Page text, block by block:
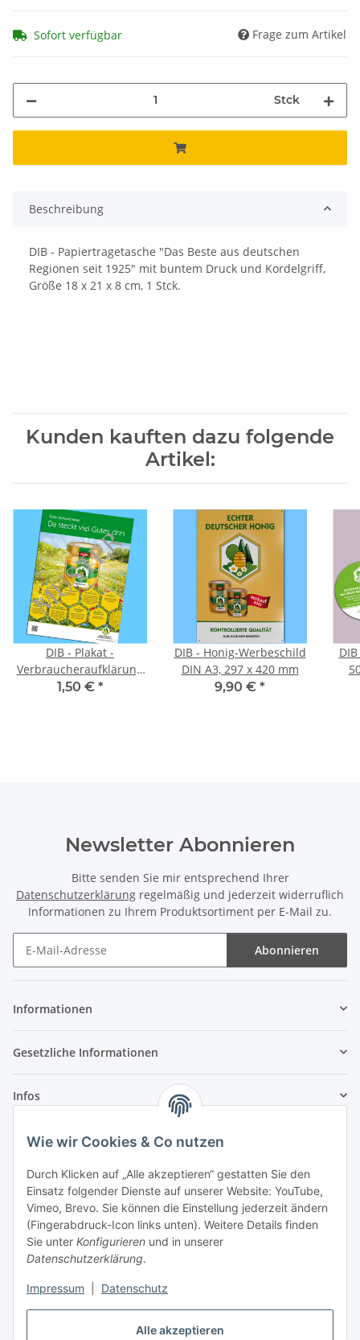
Alle akzeptieren
Wie wir Cookies & Co nutzen
Durch Klicken auf „Alle akzeptieren“ gestatten Sie den
Einsatz folgender Dienste auf unserer Website: YouTube,
Vimeo, Brevo. Sie können die Einstellung jederzeit ändern
(Fingerabdruck-Icon links unten). Weitere Details finden
Sie unter Konfigurieren und in unserer
Datenschutzerklärung.
Impressum Datenschutz
Sofort verfügbar Frage zum Artikel
Stck
Beschreibung
DIB - Papiertragetasche "Das Beste aus deutschen
Regionen seit 1925" mit buntem Druck und Kordelgriff,
Größe 18 x 21 x 8 cm, 1 Stck.
Kunden kauften dazu folgende
Artikel:
DIB - Plakat -
Verbraucheraufklärung
"Da Steckt viel Gutes
1,50 € *
DIB - Honig-Werbeschild
DIN A3, 297 x 420 mm
9,90 € *
Newsletter Abonnieren
Bitte senden Sie mir entsprechend Ihrer
Datenschutzerklärung regelmäßig und jederzeit widerruflich
Informationen zu Ihrem Produktsortiment per E-Mail zu.
Abonnieren
Informationen
Gesetzliche Informationen
Infos
Laden - Öffnungszeiten:
Montag 09:00Uhr bis
16:00 Uhr
Dienstag
09:00 Uhr bis
17:00 Uhr
Mittwoch
09:00 Uhr bis 16:00 Uhr
Donnerstag
09:00 Uhr bis
17:00 Uhr
Freitag
09:00 Uhr